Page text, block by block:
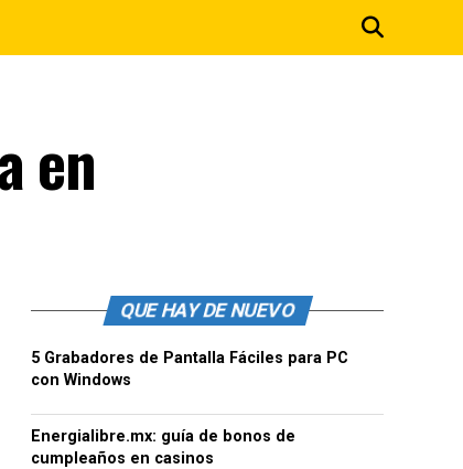
en
QUE HAY DE NUEVO
5 Grabadores de Pantalla Fáciles para PC
con Windows
Energialibre.mx: guía de bonos de
cumpleaños en casinos